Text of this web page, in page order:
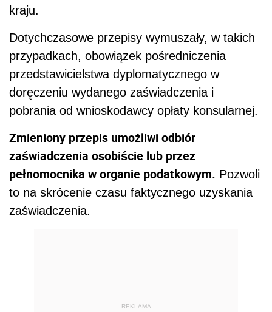
kraju.
Dotychczasowe przepisy wymuszały, w takich
przypadkach, obowiązek pośredniczenia
przedstawicielstwa dyplomatycznego w
doręczeniu wydanego zaświadczenia i
pobrania od wnioskodawcy opłaty konsularnej.
Zmieniony przepis umożliwi odbiór
zaświadczenia osobiście lub przez
pełnomocnika w organie podatkowym. Pozwoli
to na skrócenie czasu faktycznego uzyskania
zaświadczenia.
REKLAMA